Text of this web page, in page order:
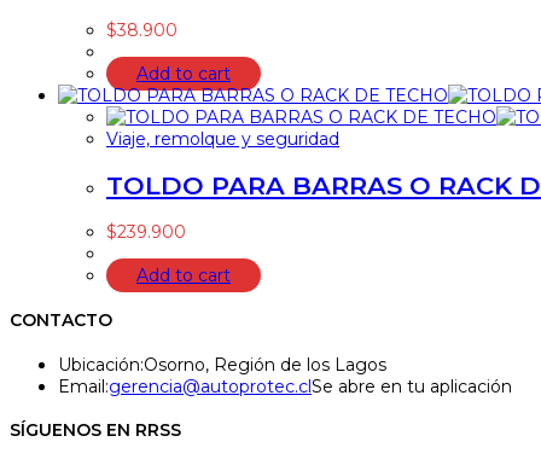
$38.900
Add to cart
Viaje, remolque y seguridad
TOLDO PARA BARRAS O RACK
$239.900
Add to cart
CONTACTO
Ubicación:Osorno, Región de los Lagos
Email:gerencia@autoprotec.clSe abre en tu aplicación
SÍGUENOS EN RRSS